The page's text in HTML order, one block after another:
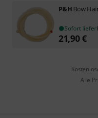
P&H Bow
Sofort
21,90€
Alle